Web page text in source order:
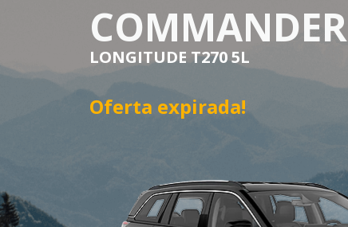
LONGITUDE T270 5L
Oferta expirada!